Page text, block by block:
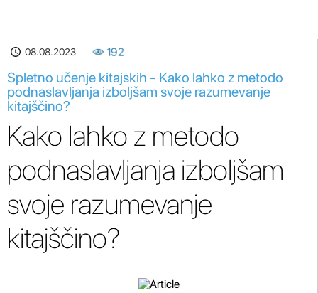
08.08.2023 192
Spletno učenje kitajskih - Kako lahko z metodo
podnaslavljanja izboljšam svoje razumevanje
kitajščino?
Kako lahko z metodo
podnaslavljanja izboljšam
svoje razumevanje
kitajščino?